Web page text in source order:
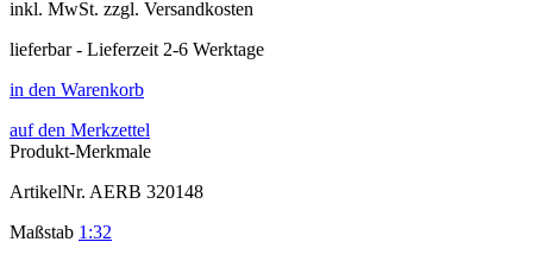
inkl. MwSt. zzgl. Versandkosten
lieferbar - Lieferzeit 2-6 Werktage
in den Warenkorb
auf den Merkzettel
Produkt-Merkmale
ArtikelNr. AERB 320148
Maßstab 1:32